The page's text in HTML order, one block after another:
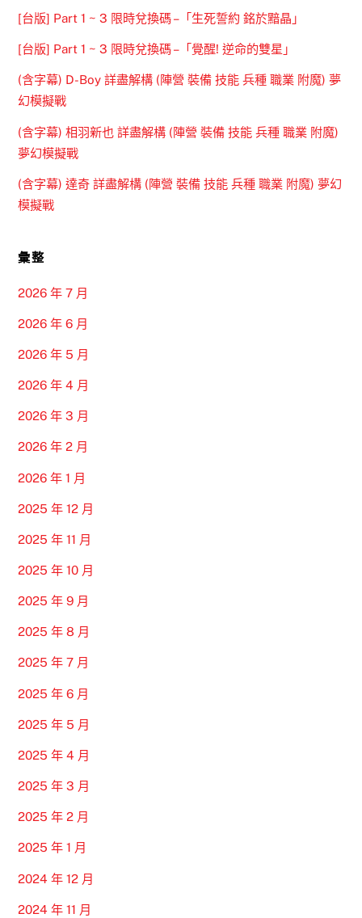
[台版] Part 1 ~ 3 限時兌換碼 –「生死誓約 銘於黯晶」
[台版] Part 1 ~ 3 限時兌換碼 –「覺醒! 逆命的雙星」
(含字幕) D-Boy 詳盡解構 (陣營 裝備 技能 兵種 職業 附魔) 夢
幻模擬戰
(含字幕) 相羽新也 詳盡解構 (陣營 裝備 技能 兵種 職業 附魔)
夢幻模擬戰
(含字幕) 達奇 詳盡解構 (陣營 裝備 技能 兵種 職業 附魔) 夢幻
模擬戰
彙整
2026 年 7 月
2026 年 6 月
2026 年 5 月
2026 年 4 月
2026 年 3 月
2026 年 2 月
2026 年 1 月
2025 年 12 月
2025 年 11 月
2025 年 10 月
2025 年 9 月
2025 年 8 月
2025 年 7 月
2025 年 6 月
2025 年 5 月
2025 年 4 月
2025 年 3 月
2025 年 2 月
2025 年 1 月
2024 年 12 月
2024 年 11 月